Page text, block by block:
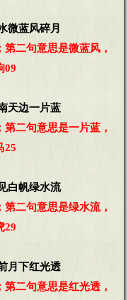
微蓝风碎月
二句意思是微蓝风，
09
天边一片蓝
二句意思是一片蓝，
25
白帆绿水流
二句意思是绿水流，
29
月下红光透
二句意思是红光透，